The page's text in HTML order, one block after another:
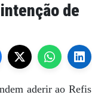
de
aderir ao Refis